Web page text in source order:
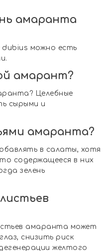
амаранта
можно есть
амарант?
Целебные
сырыми и
амаранта?
в салаты, хотя
содержащееся в них
зелень
амаранта может
снизить риск
желтого